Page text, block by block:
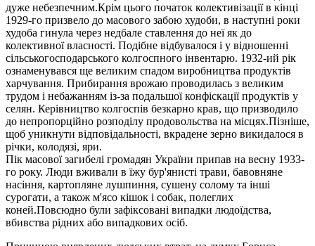
дуже небезпечним.Крім цього початок колективізації в кінці
1929-го призвело до масового забою худоби, в наступні роки
худоба гинула через недбале ставлення до неї як до
колективної власності. Подібне відбувалося і у відношенні
сільськогосподарського колгоспного інвентарю. 1932-ий рік
ознаменувався ще великим спадом виробництва продуктів
харчування. Прибирання врожаю проводилась з великим
трудом і небажанням із-за подальшої конфіскації продуктів у
селян. Керівництво колгоспів безкарно крав, що призводило
до непропорційно розподілу продовольства на місцях.Пізніше,
щоб уникнути відповідальності, вкрадене зерно викидалося в
річки, колодязі, яри.
Пік масової загибелі громадян України припав на весну 1933-
го року. Люди вживали в їжу бур'янисті трави, бавовняне
насіння, картопляне лушпиння, сушену солому та інші
сурогати, а також м'ясо кішок і собак, полеглих
коней.Повсюдно були зафіксовані випадки людоїдства,
вбивства рідних або випадкових осіб.